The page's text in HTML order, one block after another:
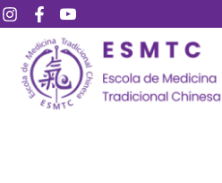
Login
Login